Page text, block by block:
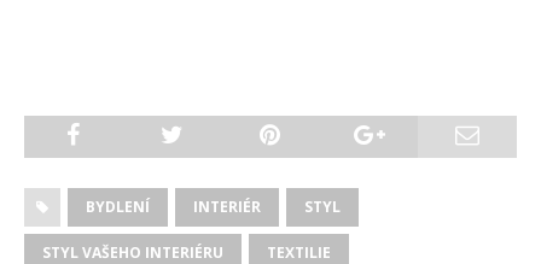
BYDLENÍ INTERIÉR STYL
STYL VAŠEHO INTERIÉRU TEXTILIE